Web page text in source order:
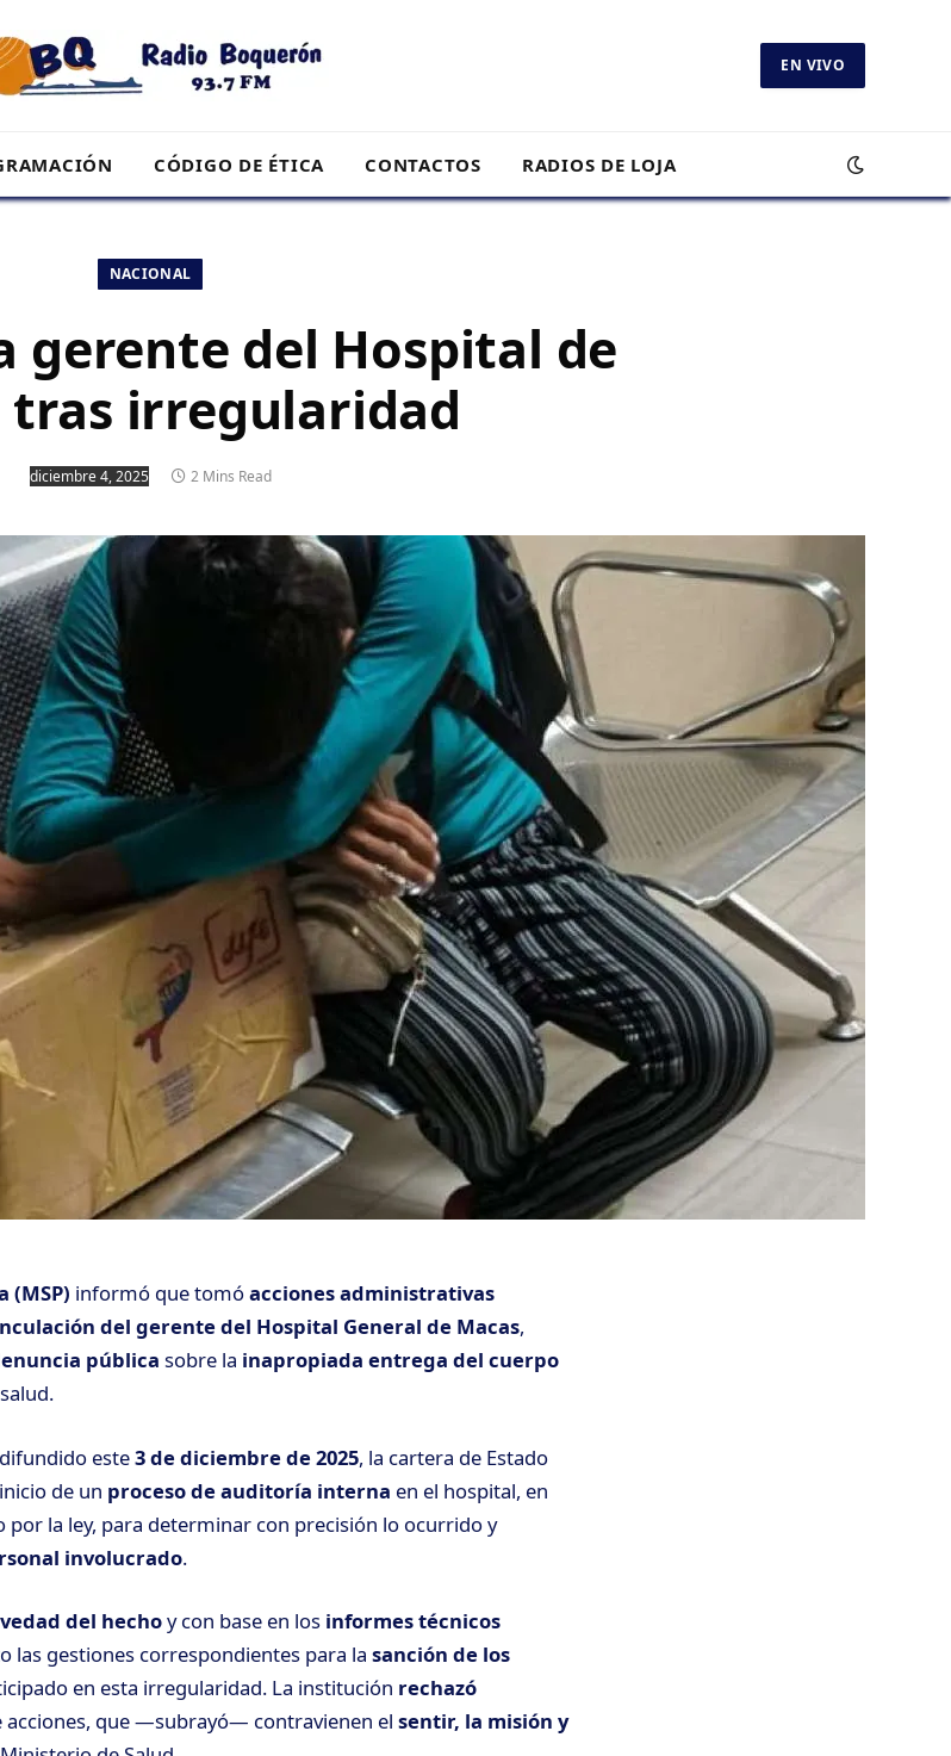
EN VIVO
CÓDIGO DE ÉTICA CONTACTOS RADIOS DE LOJA
NACIONAL
gerente del Hospital de
tras irregularidad
diciembre 4, 2025 2 Mins Read
(MSP) informó que tomóacciones administrativas
del gerente del Hospital General de Macas,
pública sobre la inapropiada entrega del cuerpo
este3 de diciembre de 2025, la cartera de Estado
de un proceso de auditoría interna en el hospital, en
la ley, para determinar con precisión lo ocurrido y
involucrado.
del hechoy con base en los informes técnicos
las gestiones correspondientes para la sanción de los
en esta irregularidad. La institución rechazó
acciones, que —subrayó— contravienen el sentir, la misión y